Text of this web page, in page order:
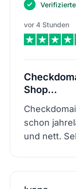
vor 4 Stunden
Shop…
schon
und nett.